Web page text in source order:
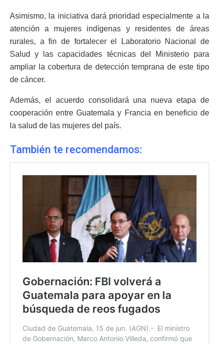
Asimismo, la iniciativa dará prioridad especialmente a la
atención a mujeres indígenas y residentes de áreas
rurales, a fin de fortalecer el Laboratorio Nacional de
Salud y las capacidades técnicas del Ministerio para
ampliar la cobertura de detección temprana de este tipo
de cáncer.
Además, el acuerdo consolidará una nueva etapa de
cooperación entre Guatemala y Francia en beneficio de
la salud de las mujeres del país.
También te recomendamos: